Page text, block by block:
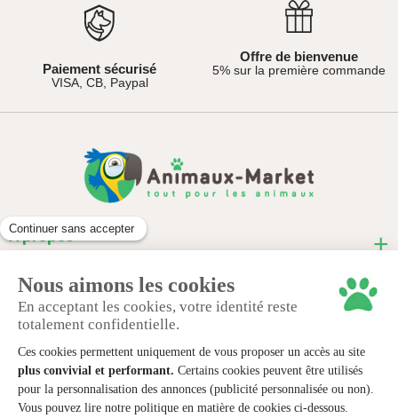
Paiement sécurisé
VISA, CB, Paypal
Offre de bienvenue
5% sur la première commande
À propos
Informations pratiques
Nous contacter